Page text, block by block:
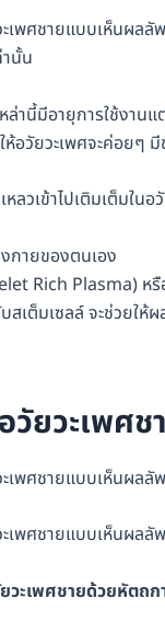
เพศชายแบบเห็นผลลั
นั้น
ล่านี้มีอายุการใช้งาน
ห้อวัยวะเพศจะค่อย
ลวเข้าไปเติมเต็มในอ
กายของตนเอง
Rich Plasma) ห
สเต็มเซลล์ จะช่วยให้
ยวะเพศช
เพศชายแบบเห็นผล
เพศชายแบบเห็นผลลั
วะเพศชายด้วยหัตถ